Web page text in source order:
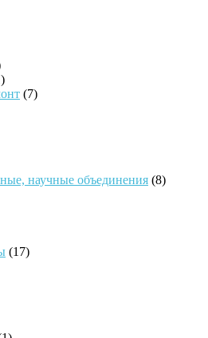
(7)
научные объединения (8)
(17)